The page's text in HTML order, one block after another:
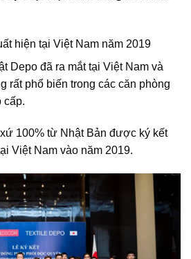
hiện tại Việt Nam năm 2019
Depo đã ra mắttại Việt Nam và
rất phổ biến trong các căn phòng
cấp.
100% từ Nhật Bản được ký kết
Việt Nam vào năm 2019.